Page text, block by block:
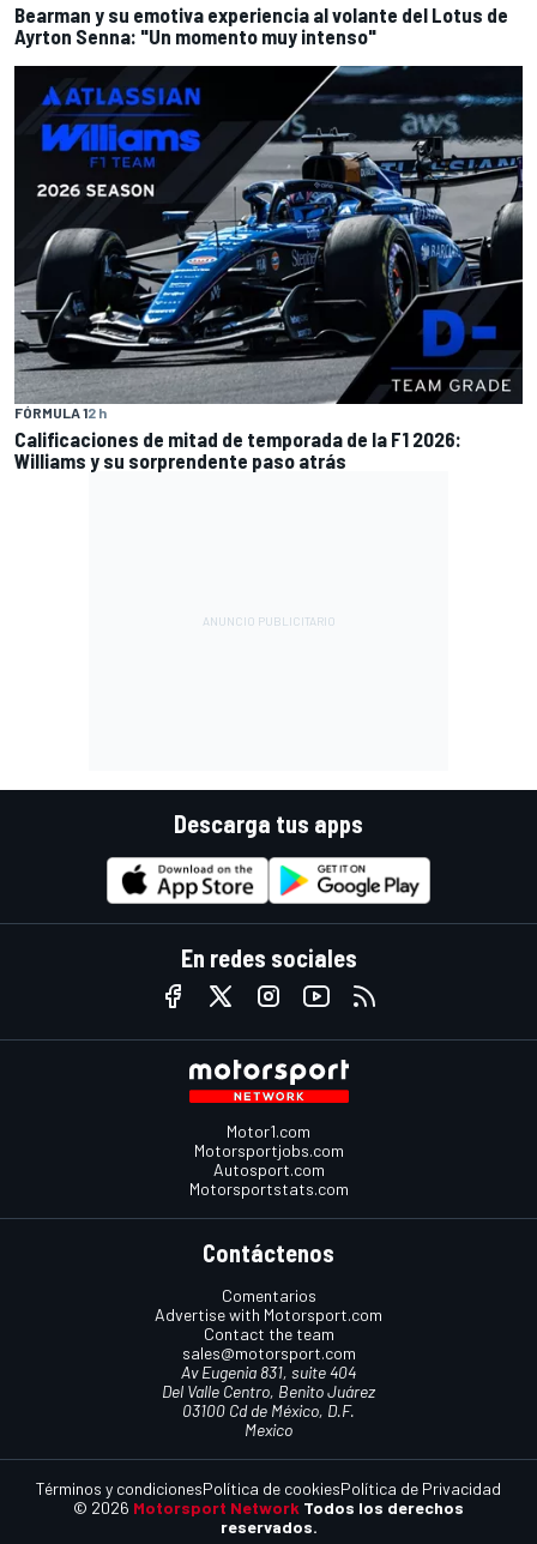
Bearman y su emotiva experiencia al volante del Lotus de
Ayrton Senna: "Un momento muy intenso"
FÓRMULA 12 h
Calificaciones de mitad de temporada de la F1 2026:
Williams y su sorprendente paso atrás
Descarga tus apps
En redes sociales
Motor1.com
Motorsportjobs.com
Autosport.com
Motorsportstats.com
Contáctenos
Comentarios
Advertise with Motorsport.com
Contact the team
sales@motorsport.com
Av Eugenia 831, suite 404
Del Valle Centro, Benito Juárez
03100 Cd de México, D.F.
Mexico
© 2026 Motorsport Network Todos los derechos
reservados.
Términos y condicionesPolítica de cookiesPolítica de Privacidad